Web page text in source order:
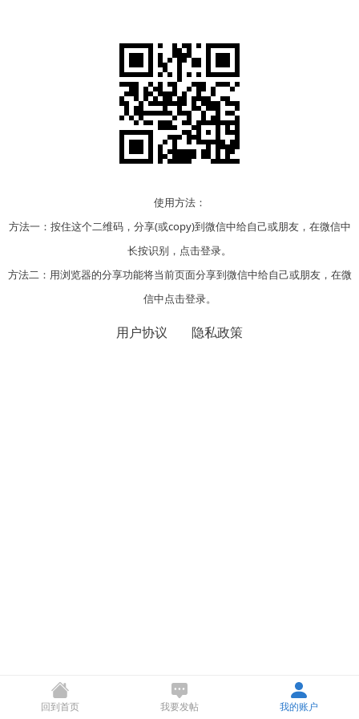
使用方法：
方法一：按住这个二维码，分享(或copy)到微信中给自己或朋友，在微信中
长按识别，点击登录。
方法二：用浏览器的分享功能将当前页面分享到微信中给自己或朋友，在微
信中点击登录。
用户协议 隐私政策
回到首页 我要发帖 我的账户